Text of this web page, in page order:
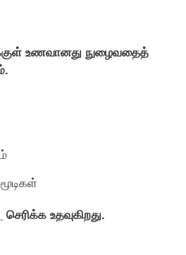
உணவானது நுழைவதைத்
உதவுகிறது.